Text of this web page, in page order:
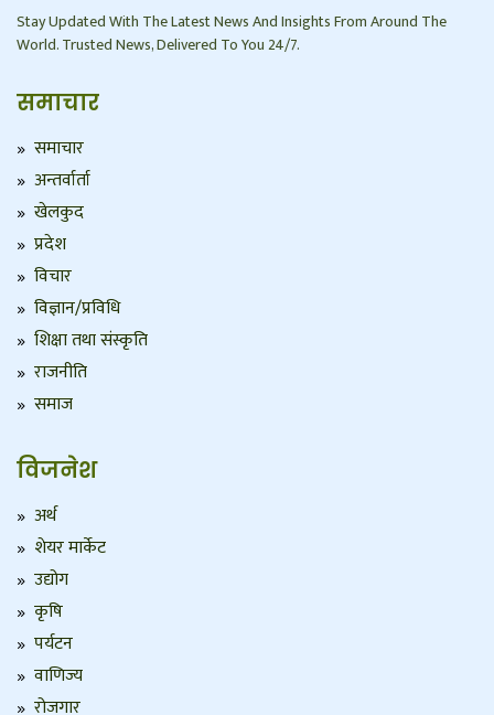
Stay Updated With The Latest News And Insights From Around The
World. Trusted News, Delivered To You 24/7.
समाचार
समाचार
अन्तर्वार्ता
खेलकुद
प्रदेश
विचार
विज्ञान/प्रविधि
शिक्षा तथा संस्कृति
राजनीति
समाज
विजनेश
अर्थ
शेयर मार्केट
उद्योग
कृषि
पर्यटन
वाणिज्य
रोजगार